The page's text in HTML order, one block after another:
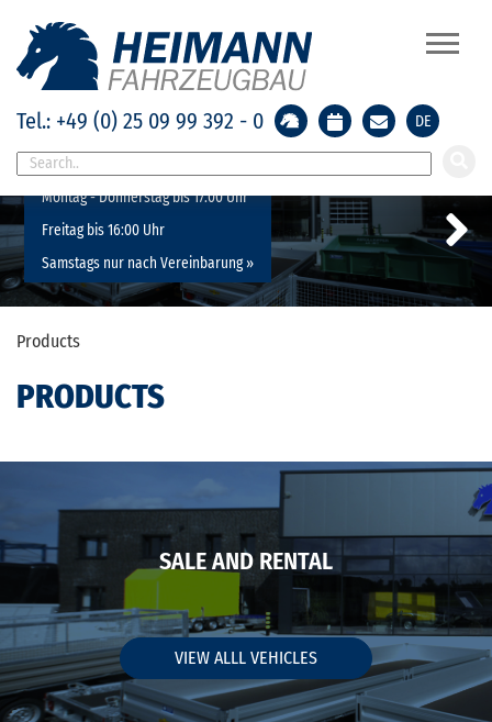
Tel.: +49 (0) 25 09 99 392 - 0 DE
Geänderte Öffnungszeiten:
Montag - Donnerstag bis 17:00 Uhr
Freitag bis 16:00 Uhr
Samstags nur nach Vereinbarung »
Products
PRODUCTS
SALE AND RENTAL
VIEW ALLL VEHICLES